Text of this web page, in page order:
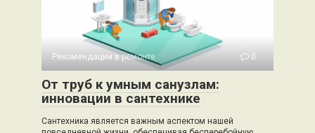
Рекомендации в ремонте 0
От труб к умным санузлам:
инновации в сантехнике
Сантехника является важным аспектом нашей